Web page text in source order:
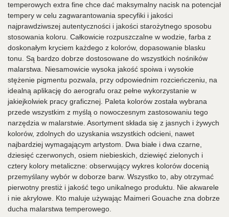
temperowych extra fine chce dać maksymalny nacisk na potencjał
tempery w celu zagwarantowania specyfiki i jakości
najprawdziwszej autentyczności i jakości starożytnego sposobu
stosowania koloru. Całkowicie rozpuszczalne w wodzie, farba z
doskonałym kryciem każdego z kolorów, dopasowanie blasku
tonu. Są bardzo dobrze dostosowane do wszystkich nośników
malarstwa. Niesamowicie wysoka jakość spoiwa i wysokie
stężenie pigmentu pozwala, przy odpowiednim rozcieńczeniu, na
idealną aplikację do aerografu oraz pełne wykorzystanie w
jakiejkolwiek pracy graficznej. Paleta kolorów została wybrana
przede wszystkim z myślą o nowoczesnym zastosowaniu tego
narzędzia w malarstwie. Asortyment składa się z jasnych i żywych
kolorów, zdolnych do uzyskania wszystkich odcieni, nawet
najbardziej wymagającym artystom. Dwa białe i dwa czarne,
dziesięć czerwonych, osiem niebieskich, dziewięć zielonych i
cztery kolory metaliczne: obserwujący wykres kolorów docenią
przemyślany wybór w doborze barw. Wszystko to, aby otrzymać
pierwotny prestiż i jakość tego unikalnego produktu. Nie akwarele
i nie akrylowe. Kto maluje używając Maimeri Gouache zna dobrze
ducha malarstwa temperowego.